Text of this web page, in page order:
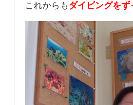
これからも ダイビングを